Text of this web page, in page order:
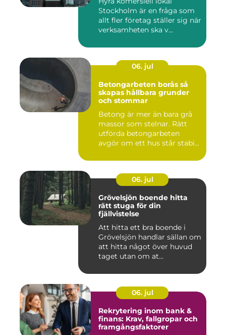
Stockholm är en fråga som
allt fler företag ställer sig när
verksamheten ska v...
06. jul
Betongarbeten borås så
skapas hållbara grunder
och stommar
Betong är mer än bara grå
massor som stelnar. Rätt
utförda betongarbeten
avgör om ett hus står stabi...
06. jul
Grövelsjön boende hitta
rätt stuga för din
fjällvistelse
Att hitta ett bra boende i
Grövelsjön handlar sällan om
att hitta något över huvud
taget utan om at...
06. jul
Rekrytering inom bank &
finans: Krav, fallgropar och
framgångsfaktorer